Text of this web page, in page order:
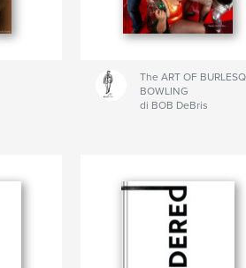
The ART OF
BOWLING
di BOB DeBris